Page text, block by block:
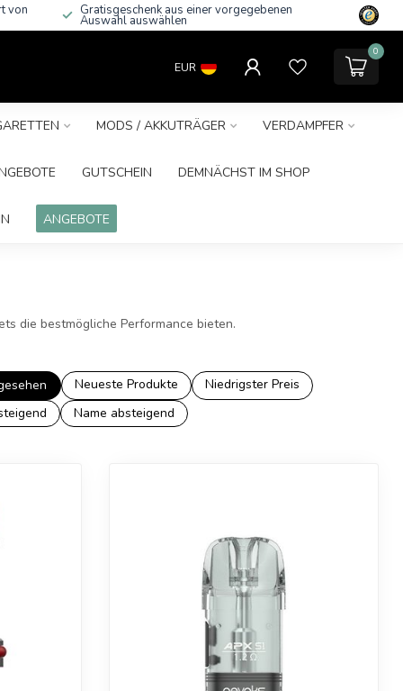
von Gratisgeschenk aus einer vorgegebenen
Auswahl auswählen
EUR
0
MODS / AKKUTRÄGER VERDAMPFER
GUTSCHEIN DEMNÄCHST IM SHOP
ANGEBOTE
die bestmögliche Performance bieten.
Neueste Produkte
Niedrigster Preis
Name absteigend